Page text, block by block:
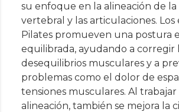
su enfoque en la alineación de
vertebral y las articulaciones. Los
Pilates promueven una postura
equilibrada, ayudando a corregir
desequilibrios musculares y a
problemas como el dolor de
tensiones musculares. Al trabajar
alineación, también se mejora la